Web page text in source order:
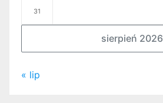
sierpień 2026
31
« lip